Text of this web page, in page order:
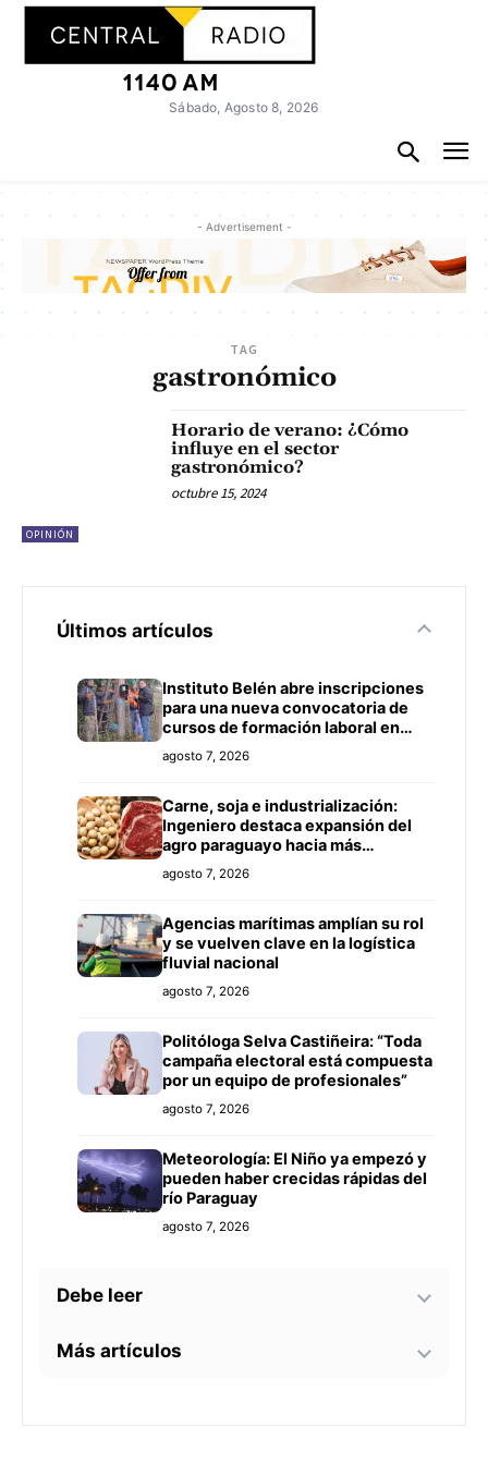
Sábado, Agosto 8, 2026
- Advertisement -
TAG
gastronómico
OPINIÓN
Horario de verano: ¿Cómo
influye en el sector
gastronómico?
octubre 15, 2024
Últimos artículos
Instituto Belén abre inscripciones
para una nueva convocatoria de
cursos de formación laboral en
Concepción
agosto 7, 2026
Carne, soja e industrialización:
Ingeniero destaca expansión del
agro paraguayo hacia más
mercados
agosto 7, 2026
Agencias marítimas amplían su rol
y se vuelven clave en la logística
fluvial nacional
agosto 7, 2026
Politóloga Selva Castiñeira: “Toda
campaña electoral está compuesta
por un equipo de profesionales”
agosto 7, 2026
Meteorología: El Niño ya empezó y
pueden haber crecidas rápidas del
río Paraguay
agosto 7, 2026
Debe leer
Tecnología y BIM ganan terreno en
Más artículos